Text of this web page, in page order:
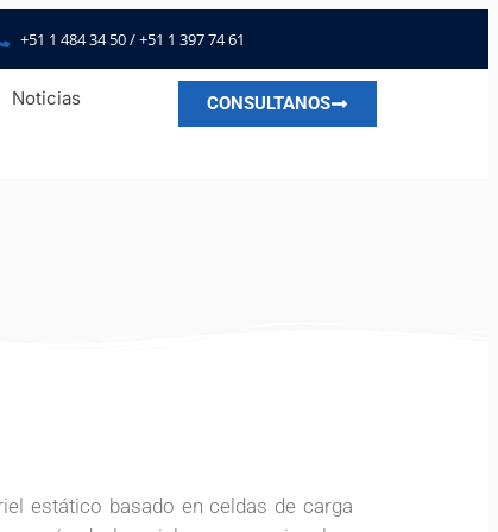
+51 1 484 34 50 / +51 1 397 74 61
Noticias CONSULTANOS
estático basado en celdas de carga